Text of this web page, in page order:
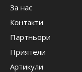
За нас
Контакти
Партньори
Приятели
Артикули